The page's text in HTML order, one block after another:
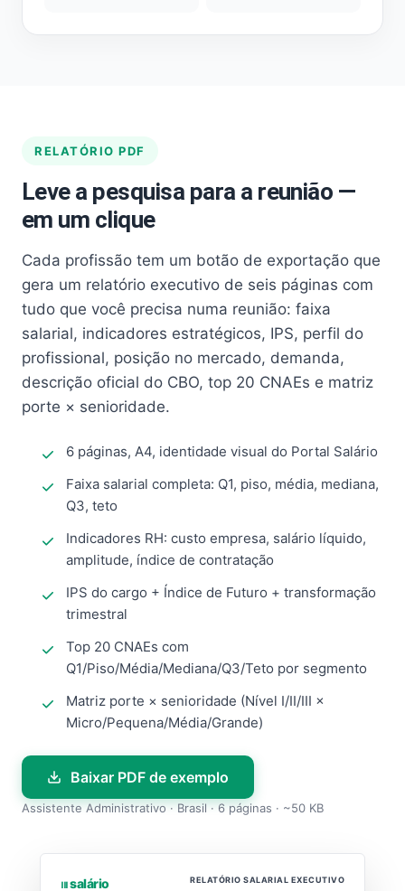
RELATÓRIO PDF
Leve a pesquisa para a reunião —
em um clique
Cada profissão tem um botão de exportação que
gera um relatório executivo de seis páginas com
tudo que você precisa numa reunião: faixa
salarial, indicadores estratégicos, IPS, perfil do
profissional, posição no mercado, demanda,
descrição oficial do CBO, top 20 CNAEs e matriz
porte × senioridade.
6 páginas, A4, identidade visual do Portal Salário
Faixa salarial completa: Q1, piso, média, mediana,
Q3, teto
Indicadores RH: custo empresa, salário líquido,
amplitude, índice de contratação
IPS do cargo + Índice de Futuro + transformação
trimestral
Top 20 CNAEs com
Q1/Piso/Média/Mediana/Q3/Teto por segmento
Matriz porte × senioridade (Nível I/II/III ×
Micro/Pequena/Média/Grande)
Baixar PDF de exemplo
Assistente Administrativo · Brasil · 6 páginas · ~50 KB
⏐⏐⏐ salário RELATÓRIO SALARIAL EXECUTIVO